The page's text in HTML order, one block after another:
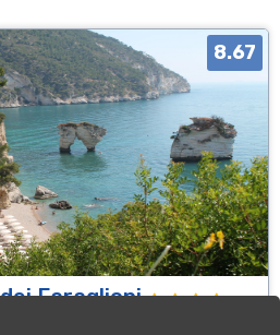
8.67
Faraglioni